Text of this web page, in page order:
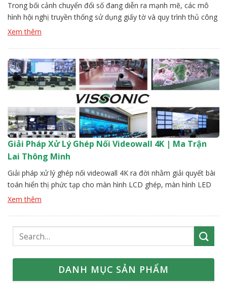
Trong bối cảnh chuyển đổi số đang diễn ra mạnh mẽ, các mô
hình hội nghị truyền thống sử dụng giấy tờ và quy trình thủ công
dần bộc lộ nhiều hạn chế về hiệu suất, tính linh hoạt và khả năng
Xem thêm
Giải Pháp Xử Lý Ghép Nối Videowall 4K | Ma Trận
Lai Thông Minh
Giải pháp xử lý ghép nối videowall 4K ra đời nhằm giải quyết bài
toán hiển thị phức tạp cho màn hình LCD ghép, màn hình LED
mô-đun, công nghệ chiếu hậu DLP cũng như các màn hình hình
Xem thêm
DANH MỤC SẢN PHẨM